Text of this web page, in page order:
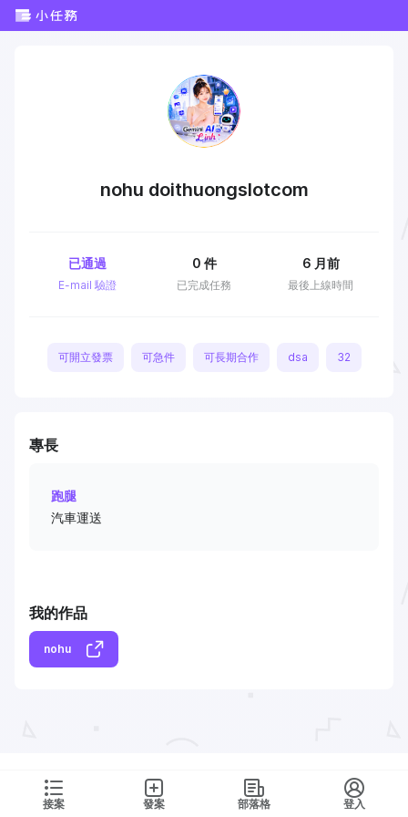
接案 發案 部落格 登入
nohu doithuongslotcom
E-mail 驗證
已通過
已完成任務
0 件
最後上線時間
6 月前
可開立發票 可急件 可長期合作 dsa 32
專長
跑腿
汽車運送
我的作品
nohu